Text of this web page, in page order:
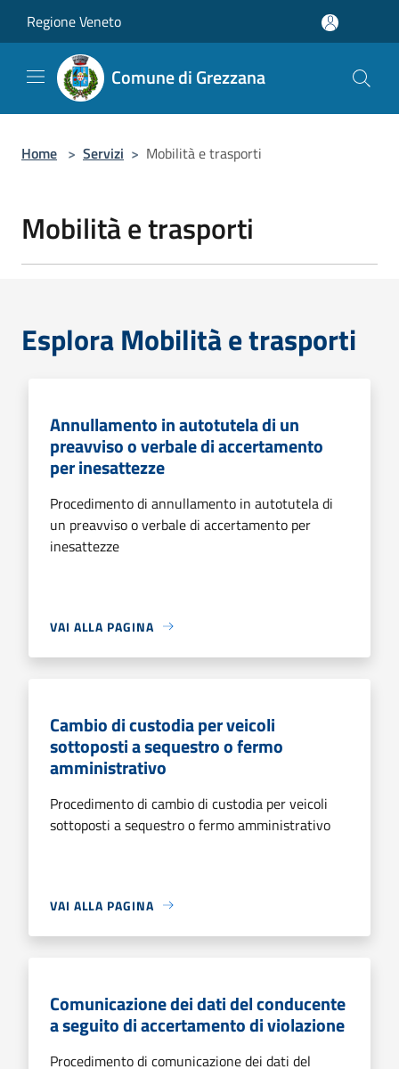
Regione Veneto
Comune di Grezzana
Home > Servizi > Mobilità e trasporti
Mobilità e trasporti
Esplora Mobilità e trasporti
Annullamento in autotutela di un
preavviso o verbale di accertamento
per inesattezze
Procedimento di annullamento in autotutela di
un preavviso o verbale di accertamento per
inesattezze
VAI ALLA PAGINA
Cambio di custodia per veicoli
sottoposti a sequestro o fermo
amministrativo
Procedimento di cambio di custodia per veicoli
sottoposti a sequestro o fermo amministrativo
VAI ALLA PAGINA
Comunicazione dei dati del conducente
a seguito di accertamento di violazione
Procedimento di comunicazione dei dati del